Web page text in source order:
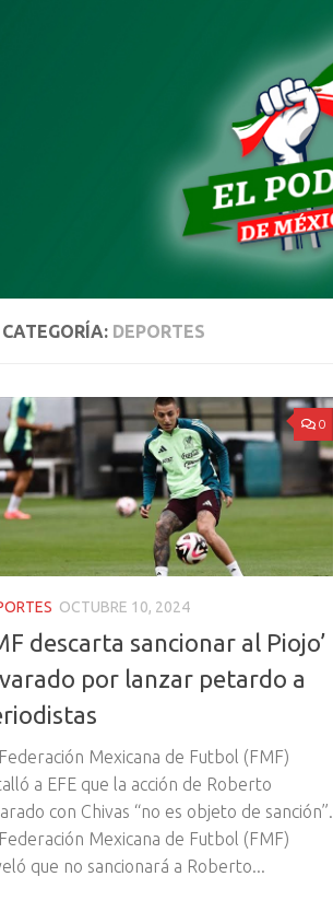
CATEGORÍA: DEPORTES
0
OCTUBRE 10, 2024
descarta sancionar al Piojo’
por lanzar petardo a
Mexicana de Futbol (FMF)
a EFE que la acción de Roberto
con Chivas “no es objeto de sanción”.
Mexicana de Futbol (FMF)
que no sancionará a Roberto...